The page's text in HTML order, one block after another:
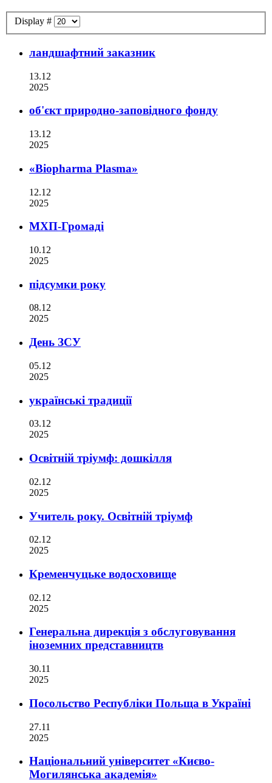
Display #
ландшафтний заказник
13.12
2025
об'єкт природно-заповідного фонду
13.12
2025
«Biopharma Plasma»
12.12
2025
МХП-Громаді
10.12
2025
підсумки року
08.12
2025
День ЗСУ
05.12
2025
українські традиції
03.12
2025
Освітній тріумф: дошкілля
02.12
2025
Учитель року. Освітній тріумф
02.12
2025
Кременчуцьке водосховище
02.12
2025
Генеральна дирекція з обслуговування
іноземних представництв
30.11
2025
Посольство Республіки Польща в Україні
27.11
2025
Національний університет «Києво-
Могилянська академія»